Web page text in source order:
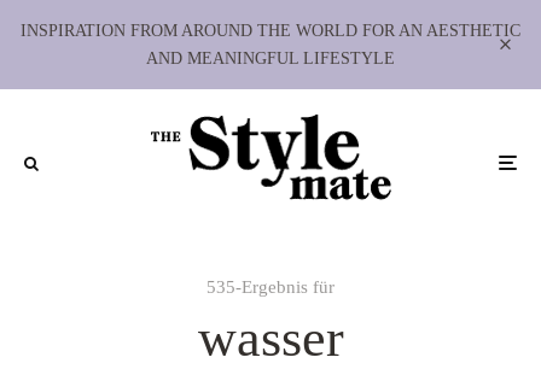
INSPIRATION FROM AROUND THE WORLD FOR AN AESTHETIC
AND MEANINGFUL LIFESTYLE
535-Ergebnis für
wasser